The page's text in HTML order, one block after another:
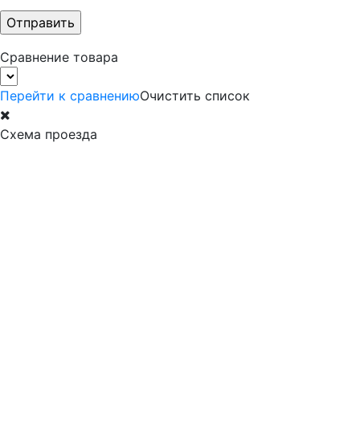
Сравнение товара
Перейти к сравнениюОчистить список
Схема проезда